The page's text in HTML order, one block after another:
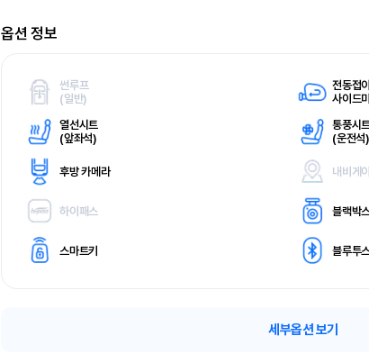
옵션 정보
썬루프
(일반)
전동접이
사이드
열선시트
(앞좌석)
통풍시
(운전석)
후방 카메라 내비게
하이패스 블랙박
스마트키 블루투
세부옵션 보기